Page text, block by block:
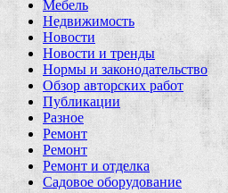
Мебель
Недвижимость
Новости
Новости и тренды
Нормы и законодательство
Обзор авторских работ
Публикации
Разное
Ремонт
Ремонт
Ремонт и отделка
Садовое оборудование